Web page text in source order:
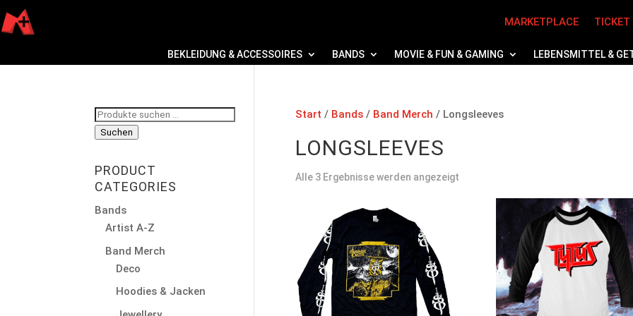
MARKETPLACE
BEKLEIDUNG & ACCESSOIRES BANDS MOVIE & FUN & GAMING LEBENSMITTEL &
Start / Bands/ Band Merch / Longsleeves
LONGSLEEVES
Alle 3 Ergebnisse werden angezeigtNach
Suchen
nach:
Suchen
PRODUCT
CATEGORIES
Bands
Artist A-Z
Band Merch
Deco
Hoodies & Jacken